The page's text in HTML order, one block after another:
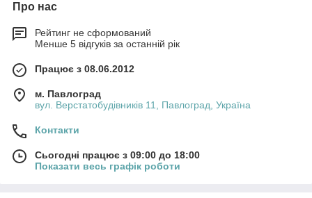
Про нас
Рейтинг не сформований
Менше 5 відгуків за останній рік
Працює з 08.06.2012
м. Павлоград
вул. Верстатобудівників 11, Павлоград, Україна
Контакти
Сьогодні працює з 09:00 до 18:00
Показати весь графік роботи